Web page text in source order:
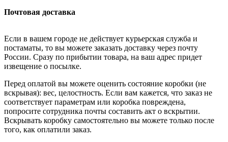
Почтовая доставка
Если в вашем городе не действует курьерская служба и
постаматы, то вы можете заказать доставку через почту
России. Сразу по прибытии товара, на ваш адрес придет
извещение о посылке.
Перед оплатой вы можете оценить состояние коробки (не
вскрывая): вес, целостность. Если вам кажется, что заказ не
соответствует параметрам или коробка повреждена,
попросите сотрудника почты составить акт о вскрытии.
Вскрывать коробку самостоятельно вы можете только после
того, как оплатили заказ.